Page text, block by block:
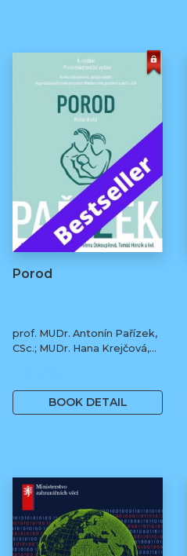
Porod
prof. MUDr. Antonín Pařízek,
CSc.; MUDr. Hana Krejčová,
Tomáš Honzík, Ph.D. a kol.
BOOK DETAIL